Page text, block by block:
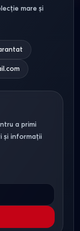
mare și
a primi
și informații